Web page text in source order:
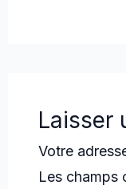
Laisser
Votre
Les champs